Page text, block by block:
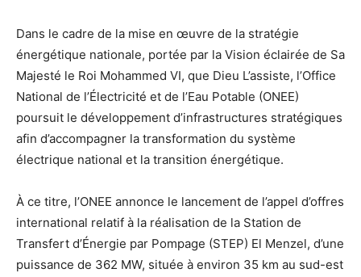
Dans le cadre de la mise en œuvre de la stratégie
énergétique nationale, portée par la Vision éclairée de Sa
Majesté le Roi Mohammed VI, que Dieu L’assiste, l’Office
National de l’Électricité et de l’Eau Potable (ONEE)
poursuit le développement d’infrastructures stratégiques
afin d’accompagner la transformation du système
électrique national et la transition énergétique.
À ce titre, l’ONEE annonce le lancement de l’appel d’offres
international relatif à la réalisation de la Station de
Transfert d’Énergie par Pompage (STEP) El Menzel, d’une
puissance de 362 MW, située à environ 35 km au sud-est